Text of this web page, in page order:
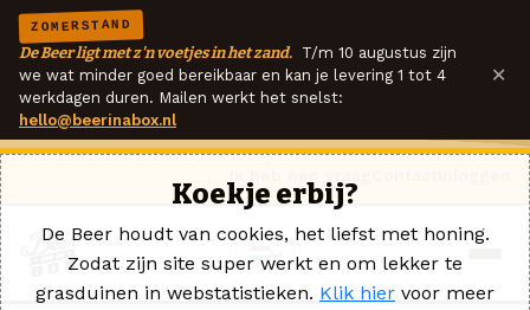
ZOMERSTAND
De Beer ligt met z'n voetjes in het zand. T/m 10 augustus zijn
we wat minder goed bereikbaar en kan je levering 1 tot 4
werkdagen duren. Mailen werkt het snelst:
hello@beerinabox.nl
×
Koekje erbij?
De Beer houdt van cookies, het liefst met honing.
Zodat zijn site super werkt en om lekker te
grasduinen in webstatistieken. Klik hier voor meer